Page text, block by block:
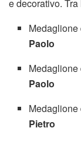
e decorativo.
Paolo
Paolo
Pietro